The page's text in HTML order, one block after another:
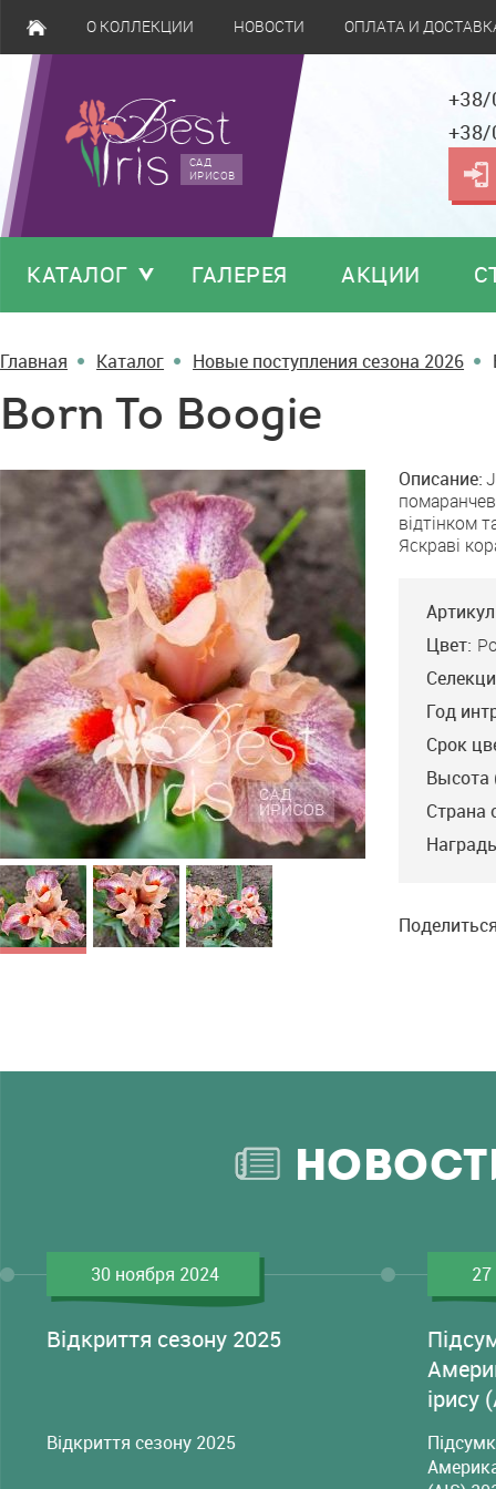
О КОЛЛЕКЦИИ НОВОСТИ ОПЛАТА И
САД
ИРИСОВ
КАТАЛОГ ГАЛЕРЕЯ АКЦИИ
Главная Каталог Новые поступления сезона 2026
Born To Boogie
To
Boogie
Описание:
відтінком
Яскраві
Цвет:
Год
Срок
Высота
Страна
30 ноября 2024
Відкриття сезону 2025
Відкриття сезону 2025
ірису